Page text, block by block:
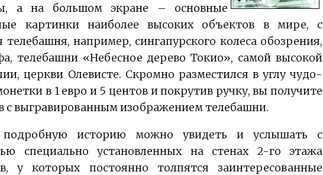
а на большом экране – основные
картинки наиболее высоких объектов в мире, с
например, сингапурского колеса обозрения,
телебашни «Небесное дерево Токио», самой высокой
церкви Олевисте. Скромно разместился в углу чудо-
в 1 евро и 5 центов и покрутив ручку, вы получите
с выгравированным изображением телебашни.
подробную историю можно увидеть и услышать с
специально установленных на стенах 2-го этажа
у которых постоянно толпятся заинтересованные